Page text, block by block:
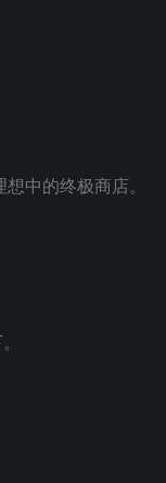
中的终极商店。